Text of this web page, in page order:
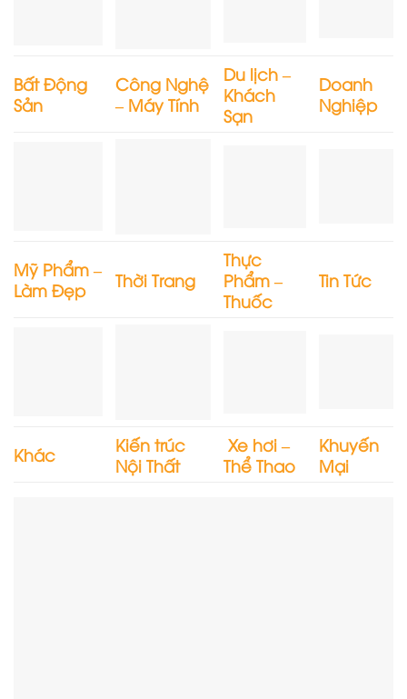
Bất Động
Sản
Công Nghệ
– Máy Tính
Du lịch –
Khách
Sạn
Doanh
Nghiệp
Mỹ Phẩm –
Làm Đẹp
Thời Trang
Thực
Phẩm –
Thuốc
Tin Tức
Khác
Kiến trúc
Nội Thất
Xe hơi –
Thể Thao
Khuyến
Mại